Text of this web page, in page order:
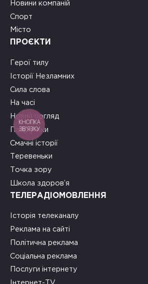
Новини компаній
Спорт
Місто
ПРОЄКТИ
Герої тилу
Історії Незламних
Сила слова
На часі
Новий погляд
Подружки
Смачні історії
Теревеньки
Точка зору
Школа здоров’я
ТЕЛЕРАДІОМОВЛЕННЯ
Історія телеканалу
Реклама на сайті
Політична реклама
Соціальна реклама
Послуги інтернету
КНОПКА
ЗВ'ЯЗКУ